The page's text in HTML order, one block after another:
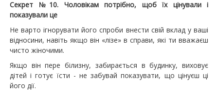
Секрет №10. Чоловікам потрібно, щоб їх цінували і
показували це
Не варто ігнорувати його спроби внести свій вклад у ваші
відносини, навіть якщо він «лізе» в справи, які ти вважаєш
чисто жіночими.
Якщо він пере білизну, забирається в будинку, виховує
дітей і готує їсти - не забувай показувати, що цінуєш ці
його дії.